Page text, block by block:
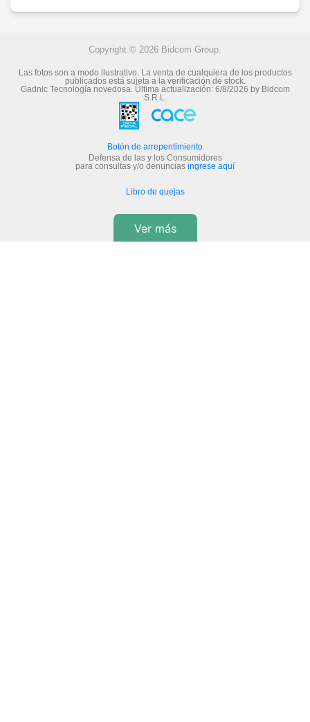
Copyright © 2026 Bidcom Group.
Las fotos son a modo ilustrativo. La venta de cualquiera de los productos
publicados está sujeta a la verificación de stock.
Gadnic Tecnología novedosa.Última actualización: 6/8/2026 by Bidcom
S.R.L.
Botón de arrepentimiento
Defensa de las y los Consumidores
para consultas y/o denuncias ingrese aquí
Libro de quejas
Ver más